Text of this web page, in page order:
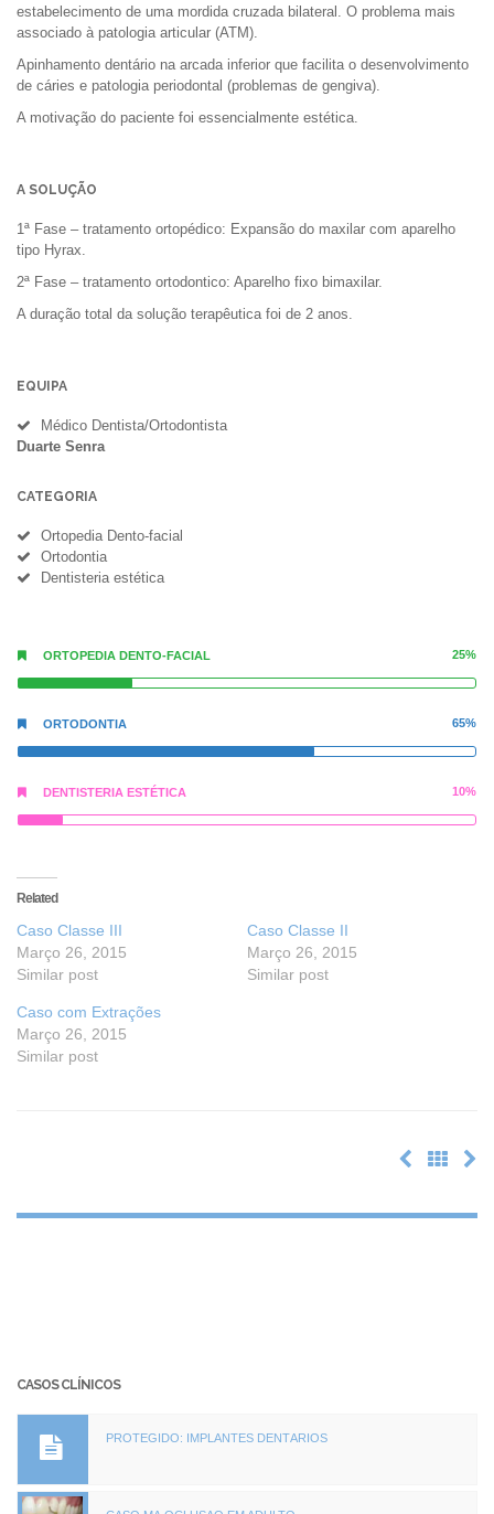
estabelecimento de uma mordida cruzada bilateral. O problema mais
associado à patologia articular (ATM).
Apinhamento dentário na arcada inferior que facilita o desenvolvimento
de cáries e patologia periodontal (problemas de gengiva).
A motivação do paciente foi essencialmente estética.
A SOLUÇÃO
1ª Fase – tratamento ortopédico: Expansão do maxilar com aparelho
tipo Hyrax.
2ª Fase – tratamento ortodontico: Aparelho fixo bimaxilar.
A duração total da solução terapêutica foi de 2 anos.
EQUIPA
Médico Dentista/Ortodontista
Duarte Senra
CATEGORIA
Ortopedia Dento-facial
Ortodontia
Dentisteria estética
ORTOPEDIA DENTO-FACIAL 25%
ORTODONTIA 65%
DENTISTERIA ESTÉTICA 10%
Related
Caso Classe III
Março 26, 2015
Similar post
Caso Classe II
Março 26, 2015
Similar post
Caso com Extrações
Março 26, 2015
Similar post
CASOS CLÍNICOS
PROTEGIDO: IMPLANTES DENTÁRIOS